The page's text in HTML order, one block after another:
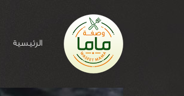
الرئيسية